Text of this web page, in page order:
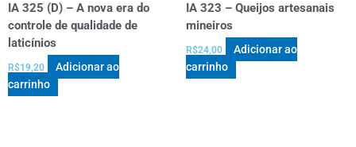
IA 325 (D) – A nova era do
controle de qualidade de
laticínios
R$19,20
Adicionar ao
carrinho
IA 323 – Queijos artesanais
mineiros
R$24,00
Adicionar ao
carrinho